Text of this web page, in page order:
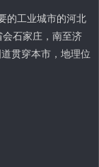
的工业城市的河北
石家庄，南至济
贯穿本市，地理位